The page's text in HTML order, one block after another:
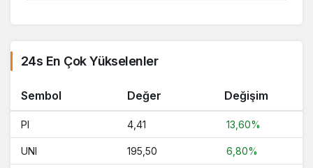
24s En Çok Yükselenler
Sembol Değer Değişim
PI 4,41 13,60%
UNI 195,50 6,80%